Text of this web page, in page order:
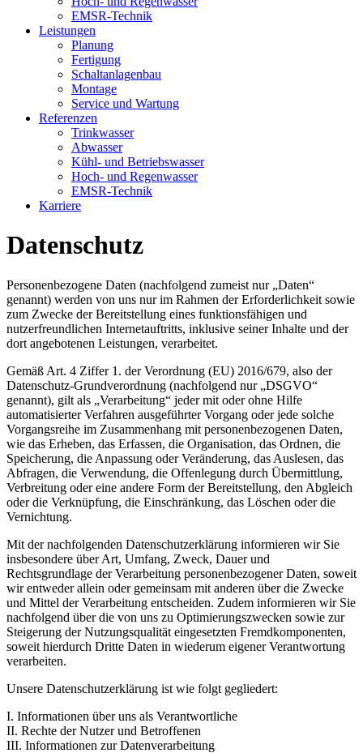
EMSR-Technik
Leistungen
Planung
Fertigung
Schaltanlagenbau
Montage
Service und Wartung
Referenzen
Trinkwasser
Abwasser
Kühl- und Betriebswasser
Hoch- und Regenwasser
EMSR-Technik
Karriere
Datenschutz
Personenbezogene Daten (nachfolgend zumeist nur „Daten“
genannt) werden von uns nur im Rahmen der Erforderlichkeit sowie
zum Zwecke der Bereitstellung eines funktionsfähigen und
nutzerfreundlichen Internetauftritts, inklusive seiner Inhalte und der
dort angebotenen Leistungen, verarbeitet.
Gemäß Art. 4 Ziffer 1. der Verordnung (EU) 2016/679, also der
Datenschutz-Grundverordnung (nachfolgend nur „DSGVO“
genannt), gilt als „Verarbeitung“ jeder mit oder ohne Hilfe
automatisierter Verfahren ausgeführter Vorgang oder jede solche
Vorgangsreihe im Zusammenhang mit personenbezogenen Daten,
wie das Erheben, das Erfassen, die Organisation, das Ordnen, die
Speicherung, die Anpassung oder Veränderung, das Auslesen, das
Abfragen, die Verwendung, die Offenlegung durch Übermittlung,
Verbreitung oder eine andere Form der Bereitstellung, den Abgleich
oder die Verknüpfung, die Einschränkung, das Löschen oder die
Vernichtung.
Mit der nachfolgenden Datenschutzerklärung informieren wir Sie
insbesondere über Art, Umfang, Zweck, Dauer und
Rechtsgrundlage der Verarbeitung personenbezogener Daten, soweit
wir entweder allein oder gemeinsam mit anderen über die Zwecke
und Mittel der Verarbeitung entscheiden. Zudem informieren wir Sie
nachfolgend über die von uns zu Optimierungszwecken sowie zur
Steigerung der Nutzungsqualität eingesetzten Fremdkomponenten,
soweit hierdurch Dritte Daten in wiederum eigener Verantwortung
verarbeiten.
Unsere Datenschutzerklärung ist wie folgt gegliedert:
I. Informationen über uns als Verantwortliche
II. Rechte der Nutzer und Betroffenen
III. Informationen zur Datenverarbeitung